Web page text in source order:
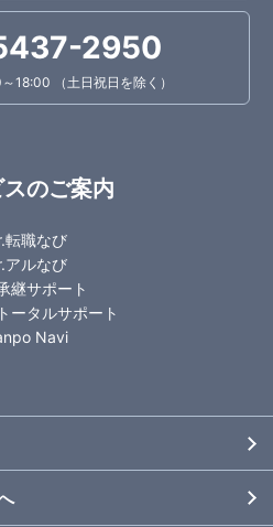
2950
18:00 （土日祝日を除く）
のご案内
転職なび
アルなび
継サポート
ータルサポート
Navi